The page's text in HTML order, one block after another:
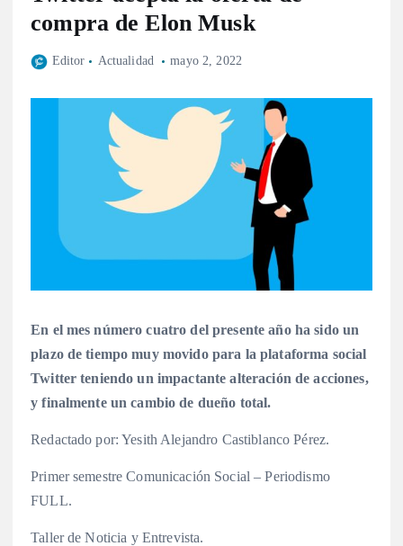
compra de Elon Musk
Editor Actualidad mayo 2, 2022
En el mes número cuatro del presente año ha sido un
plazo de tiempo muy movido para la plataforma social
Twitter teniendo un impactante alteración de acciones,
y finalmente un cambio de dueño total.
Redactado por: Yesith Alejandro Castiblanco Pérez.
Primer semestre Comunicación Social – Periodismo
FULL.
Taller de Noticia y Entrevista.